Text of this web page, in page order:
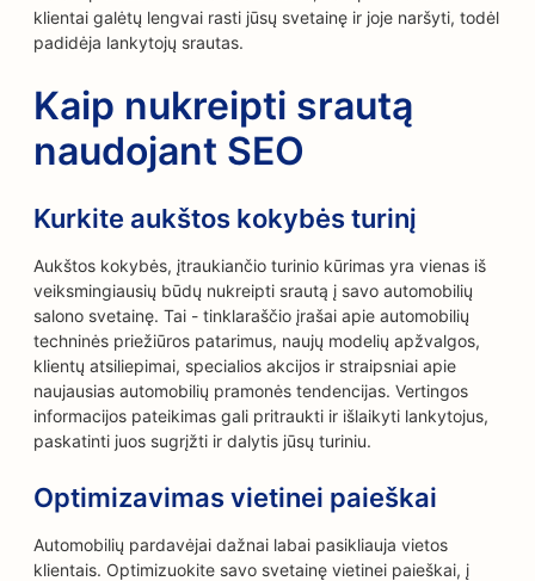
klientai galėtų lengvai rasti jūsų svetainę ir joje naršyti, todėl
padidėja lankytojų srautas.
Kaip nukreipti srautą
naudojant SEO
Kurkite aukštos kokybės turinį
Aukštos kokybės, įtraukiančio turinio kūrimas yra vienas iš
veiksmingiausių būdų nukreipti srautą į savo automobilių
salono svetainę. Tai - tinklaraščio įrašai apie automobilių
techninės priežiūros patarimus, naujų modelių apžvalgos,
klientų atsiliepimai, specialios akcijos ir straipsniai apie
naujausias automobilių pramonės tendencijas. Vertingos
informacijos pateikimas gali pritraukti ir išlaikyti lankytojus,
paskatinti juos sugrįžti ir dalytis jūsų turiniu.
Optimizavimas vietinei paieškai
Automobilių pardavėjai dažnai labai pasikliauja vietos
klientais. Optimizuokite savo svetainę vietinei paieškai, į